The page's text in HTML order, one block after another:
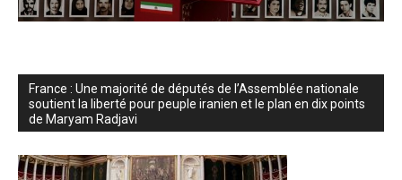
France : Une majorité de députés de l’Assemblée nationale
soutient la liberté pour peuple iranien et le plan en dix points
de Maryam Radjavi